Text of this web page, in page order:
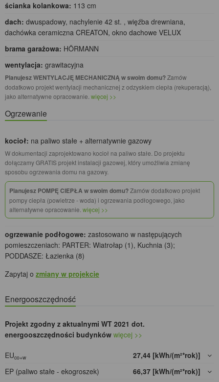
ścianka kolankowa: 113 cm
dach: dwuspadowy, nachylenie 42 st. , więźba drewniana,
dachówka ceramiczna CREATON, okno dachowe VELUX
brama garażowa: HÖRMANN
wentylacja: grawitacyjna
Planujesz WENTYLACJĘ MECHANICZNĄ w swoim domu?Zamów
dodatkowo projekt wentylacji mechanicznej z odzyskiem ciepła (rekuperacją),
jako alternatywne opracowanie. więcej >>
Ogrzewanie
kocioł: na paliwo stałe + alternatywnie gazowy
W dokumentacji zaprojektowano kocioł na paliwo stałe. Do projektu
dołączamy GRATIS projekt instalacji gazowej, który umożliwia zmianę
sposobu ogrzewania domu na gazowy.
Planujesz POMPĘ CIEPŁA w swoim domu?Zamów dodatkowo projekt
pompy ciepła (powietrze - woda) i ogrzewania podłogowego, jako
alternatywne opracowanie. więcej >>
ogrzewanie podłogowe: zastosowano w następujących
pomieszczeniach: PARTER: Wiatrołap (1), Kuchnia (3);
PODDASZE: Łazienka (8)
Zapytaj o zmiany w projekcie
Energooszczędność
Projekt zgodny z aktualnymi WT 2021 dot.
energooszczędności budynków więcej >>
EUco+w
27,44 [kWh/(m²*rok)]
EP (paliwo stałe - ekogroszek)
66,37 [kWh/(m²*rok)]